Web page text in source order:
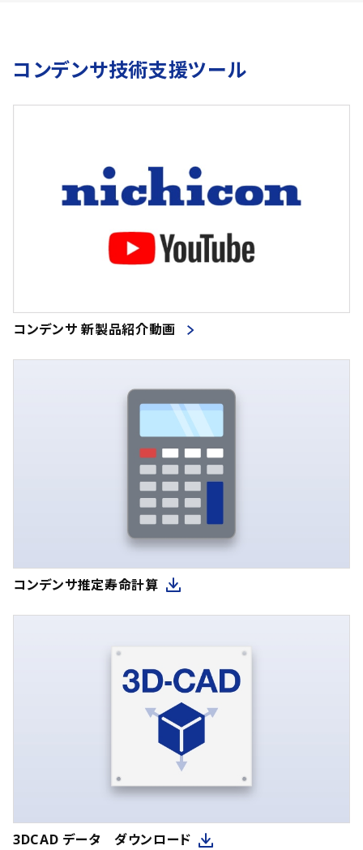
コンデンサ技術支援ツール
コンデンサ 新製品紹介動画
コンデンサ推定寿命計算
3DCAD データ ダウンロード